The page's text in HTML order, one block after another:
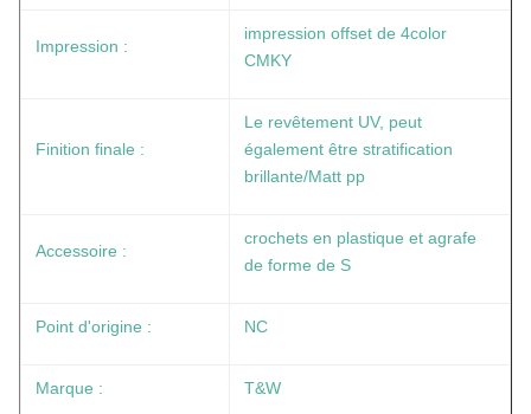
Impression :
impression offset de 4color
CMKY
Finition finale :
Le revêtement UV, peut
également être stratification
brillante/Matt pp
Accessoire :
crochets en plastique et agrafe
de forme de S
Point d'origine : NC
Marque : T&W